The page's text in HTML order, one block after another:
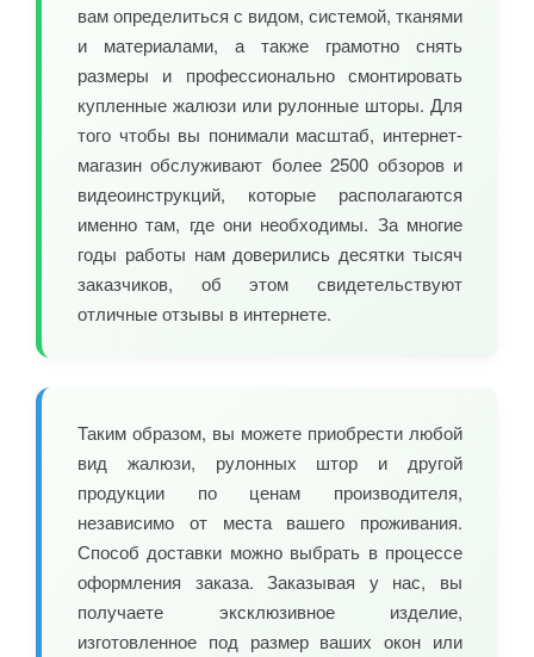
вам определиться с видом, системой, тканями
и материалами, а также грамотно снять
размеры и профессионально смонтировать
купленные жалюзи или рулонные шторы. Для
того чтобы вы понимали масштаб, интернет-
магазин обслуживают более 2500 обзоров и
видеоинструкций, которые располагаются
именно там, где они необходимы. За многие
годы работы нам доверились десятки тысяч
заказчиков, об этом свидетельствуют
отличные отзывы в интернете.
Таким образом, вы можете приобрести любой
вид жалюзи, рулонных штор и другой
продукции по ценам производителя,
независимо от места вашего проживания.
Способ доставки можно выбрать в процессе
оформления заказа. Заказывая у нас, вы
получаете эксклюзивное изделие,
изготовленное под размер ваших окон или